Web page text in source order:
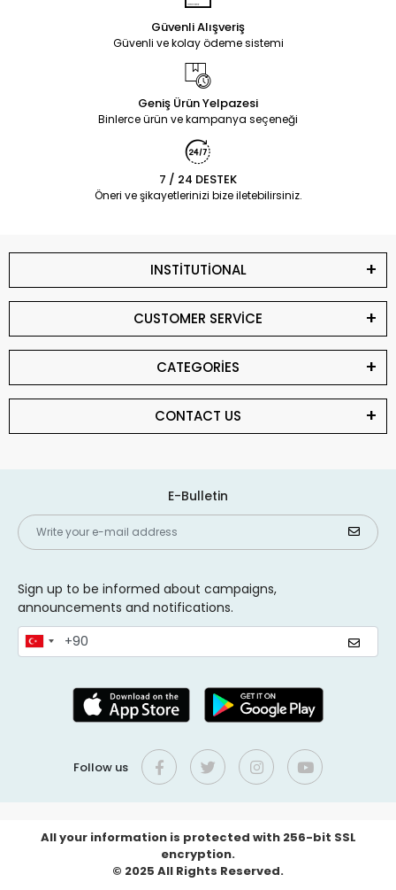
Güvenli Alışveriş
Güvenli ve kolay ödeme sistemi
Geniş Ürün Yelpazesi
Binlerce ürün ve kampanya seçeneği
7 / 24 DESTEK
Öneri ve şikayetlerinizi bize iletebilirsiniz.
INSTİTUTİONAL
CUSTOMER SERVİCE
CATEGORİES
CONTACT US
E-Bulletin
Sign up to be informed about campaigns,
announcements and notifications.
Follow us
All your information is protected with 256-bit SSL
encryption.
© 2025 All Rights Reserved.